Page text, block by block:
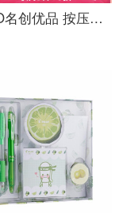
MINISO名创优品 按压式中性笔0.5mm日常书写记录办公签字写字笔头笔芯可替换 红色